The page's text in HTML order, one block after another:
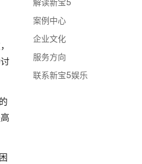
解读新宝5
案例中心
企业文化
服务方向
联系新宝5娱乐